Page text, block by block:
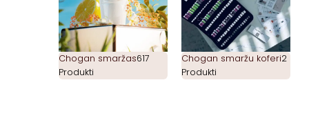
Chogan smaržas617
Produkti
Chogan smaržu koferi2
Produkti